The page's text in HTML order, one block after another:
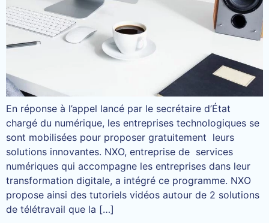
En réponse à l’appel lancé par le secrétaire d’État
chargé du numérique, les entreprises technologiques se
sont mobilisées pour proposer gratuitement leurs
solutions innovantes. NXO, entreprise de services
numériques qui accompagne les entreprises dans leur
transformation digitale, a intégré ce programme. NXO
propose ainsi des tutoriels vidéos autour de 2 solutions
de télétravail que la […]